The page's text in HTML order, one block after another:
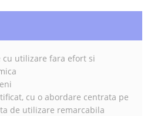
utilizare fara efort si
cu o abordare centrata pe
de utilizare remarcabila